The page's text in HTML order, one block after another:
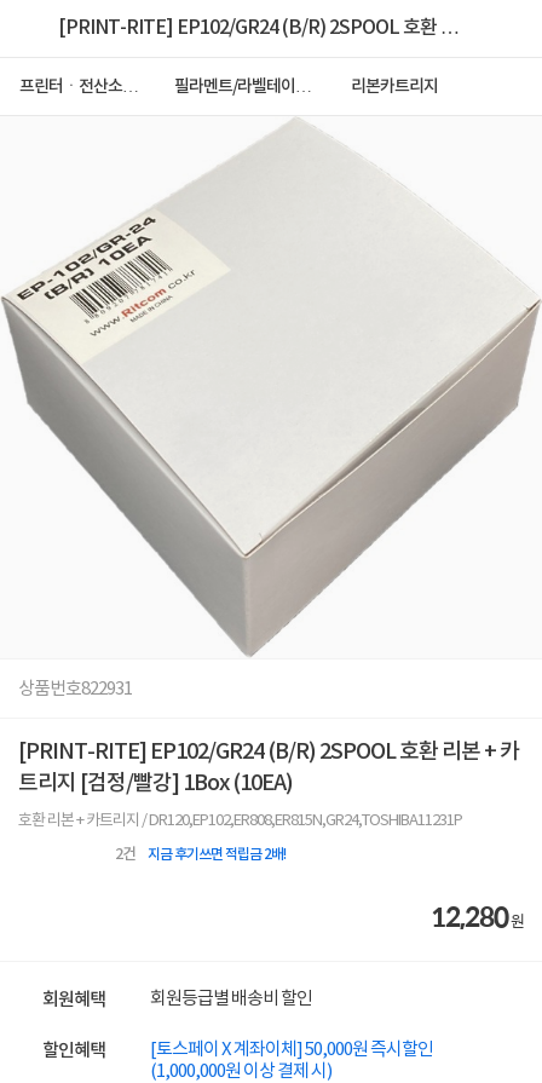
[PRINT-RITE] EP102/GR24 (B/R) 2SPOOL 호환 리
프린터ㆍ전산소모
필라멘트/라벨테이프/
리본카트리지
상품번호822931
[PRINT-RITE] EP102/GR24 (B/R) 2SPOOL 호환 리본 + 카
트리지 [검정/빨강] 1Box (10EA)
호환 리본 + 카트리지 / DR120,EP102,ER808,ER815N,GR24,TOSHIBA11231P
2건 지금 후기쓰면 적립금 2배!
12,280원
회원혜택 회원등급별 배송비 할인
할인혜택
[토스페이 X 계좌이체] 50,000원 즉시할인
(1,000,000원 이상 결제 시)